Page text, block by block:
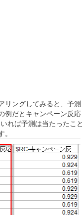
リングしてみると、予
例だとキャンペーン反
れば予測は当たったこ